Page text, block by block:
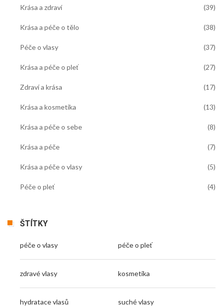
Krása a zdraví (39)
Krása a péče o tělo (38)
Péče o vlasy (37)
Krása a péče o pleť (27)
Zdraví a krása (17)
Krása a kosmetika (13)
Krása a péče o sebe (8)
Krása a péče (7)
Krása a péče o vlasy (5)
Péče o pleť (4)
ŠTÍTKY
péče o vlasy péče o pleť
zdravé vlasy kosmetika
hydratace vlasů suché vlasy